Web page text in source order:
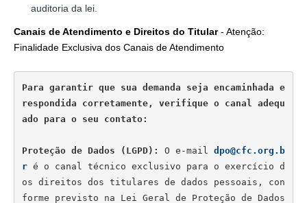
auditoria da lei.
Canais de Atendimento e Direitos do Titular- Atenção:
Finalidade Exclusiva dos Canais de Atendimento
Para garantir que sua demanda seja encaminhada e
respondida corretamente, verifique o canal adequ
Proteção de Dados (LGPD): O e-mail dpo@cfc.org.b
r é o canal técnico exclusivo para o exercício d
os direitos dos titulares de dados pessoais, con
forme previsto na Lei Geral de Proteção de Dados